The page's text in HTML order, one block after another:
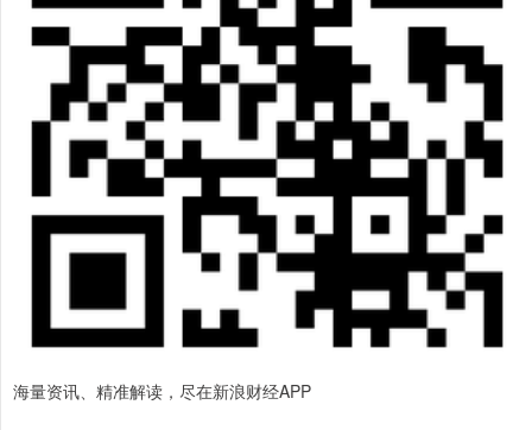
海量资讯、精准解读，尽在新浪财经APP